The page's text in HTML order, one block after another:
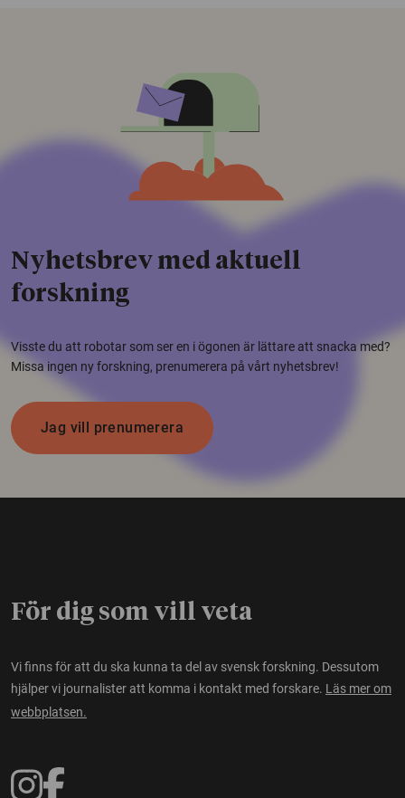
Nyhetsbrev med aktuell
forskning
Visste du att robotar som ser en i ögonen är lättare att snacka med?
Missa ingen ny forskning, prenumerera på vårt nyhetsbrev!
Jag vill prenumerera
För dig som vill veta
Vi finns för att du ska kunna ta del av svensk forskning. Dessutom
hjälper vi journalister att komma i kontakt med forskare. Läs mer om
webbplatsen.